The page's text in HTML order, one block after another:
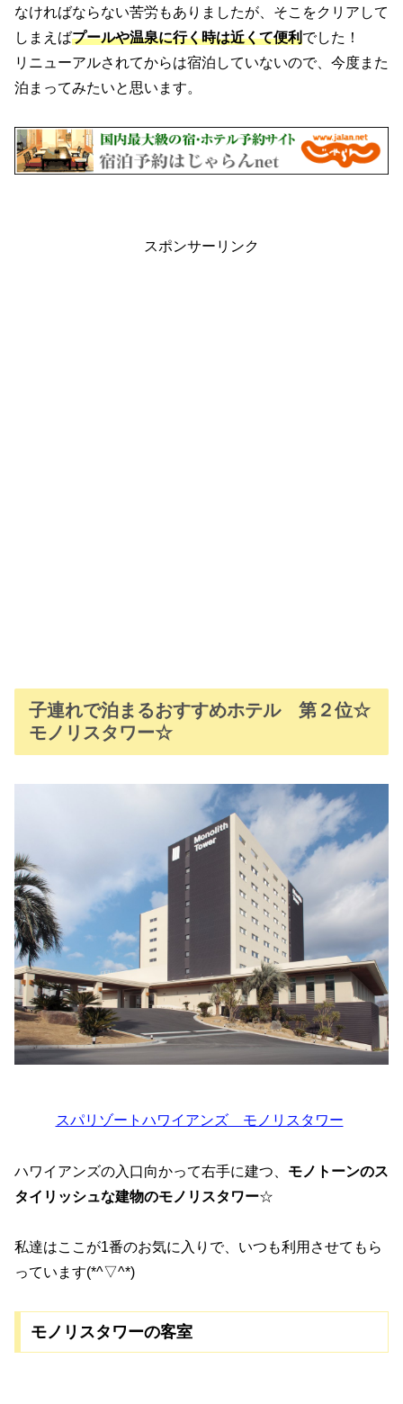
なければならない苦労もありましたが、そこをクリアして
しまえばプールや温泉に行く時は近くて便利でした！
リニューアルされてからは宿泊していないので、今度また
泊まってみたいと思います。
スポンサーリンク
子連れで泊まるおすすめホテル 第２位☆
モノリスタワー☆
スパリゾートハワイアンズ モノリスタワー
ハワイアンズの入口向かって右手に建つ、 モノトーンのス
タイリッシュな建物のモノリスタワー☆
私達はここが1番のお気に入りで、いつも利用させてもら
っています(*^▽^*)
モノリスタワーの客室